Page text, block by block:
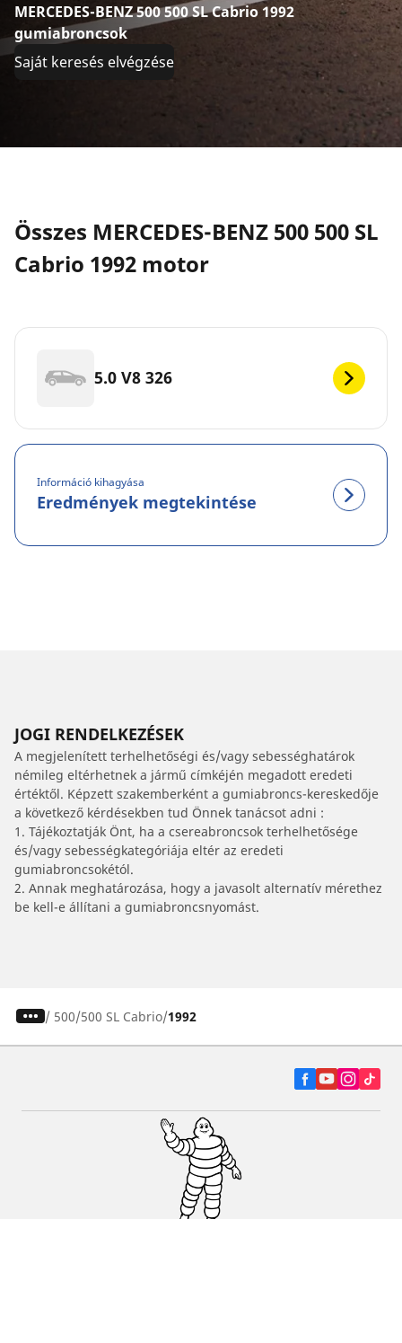
MERCEDES-BENZ 500 500 SL Cabrio 1992
gumiabroncsok
Saját keresés elvégzése
Összes MERCEDES-BENZ 500 500 SL
Cabrio 1992 motor
5.0 V8 326
Információ kihagyása
Eredmények megtekintése
JOGI RENDELKEZÉSEK
A megjelenített terhelhetőségi és/vagy sebességhatárok
némileg eltérhetnek a jármű címkéjén megadott eredeti
értéktől. Képzett szakemberként a gumiabroncs-kereskedője
a következő kérdésekben tud Önnek tanácsot adni :
1. Tájékoztatják Önt, ha a csereabroncsok terhelhetősége
és/vagy sebességkategóriája eltér az eredeti
gumiabroncsokétól.
2. Annak meghatározása, hogy a javasolt alternatív mérethez
be kell-e állítani a gumiabroncsnyomást.
/ 500 500 SL Cabrio 1992